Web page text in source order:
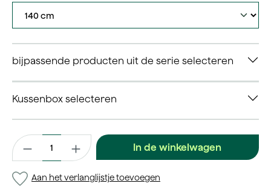
bijpassende producten uit de serie selecteren
Kussenbox selecteren
Productaantal: Voer de gewenste waarde in of gebruik de
In de winkelwagen
Aan het verlanglijstje toevoegen